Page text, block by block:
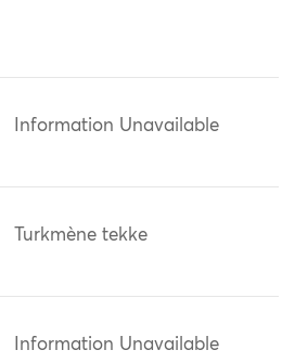
Information Unavailable
Turkmène tekke
Information Unavailable